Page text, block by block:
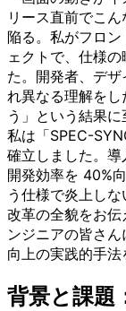
リース直前でこ
陥る。私がフロ
ェクトで、仕様
た。開発者、デ
れ異なる理解を
う」という結果
私は「SPEC-
確立しました。導
開発効率を 40%
う仕様で炎上し
改革の全貌をお
ンジニアの皆さ
向上の実践的手法
背景と課題